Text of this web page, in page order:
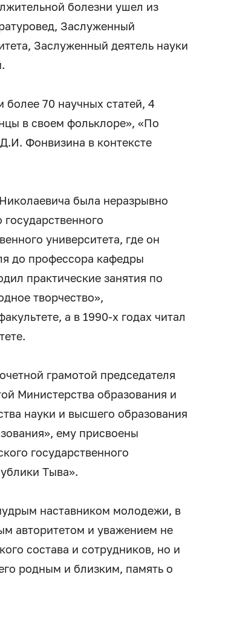
болезни ушел из
Заслуженный
Заслуженный деятель науки
более 70 научных статей, 4
в своем фольклоре», «По
Фонвизина в контексте
была неразрывно
университета, где он
до профессора кафедры
практические занятия по
творчество»,
а в 1990-х годах читал
грамотой председателя
Министерства образования и
науки и высшего образования
ему присвоены
государственного
Тыва».
наставником молодежи, в
авторитетом и уважением не
состава и сотрудников, но и
родным и близким, память о